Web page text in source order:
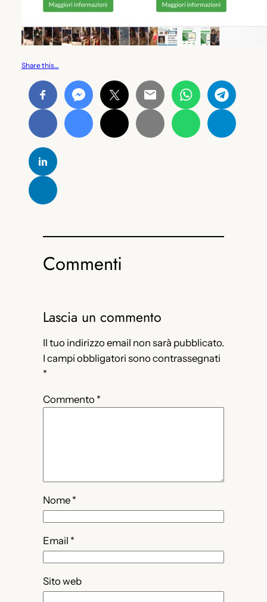
Share this…
Commenti
Lascia un commento
Il tuo indirizzo email non sarà pubblicato.
I campi obbligatori sono contrassegnati
*
Commento *
Nome *
Email *
Sito web